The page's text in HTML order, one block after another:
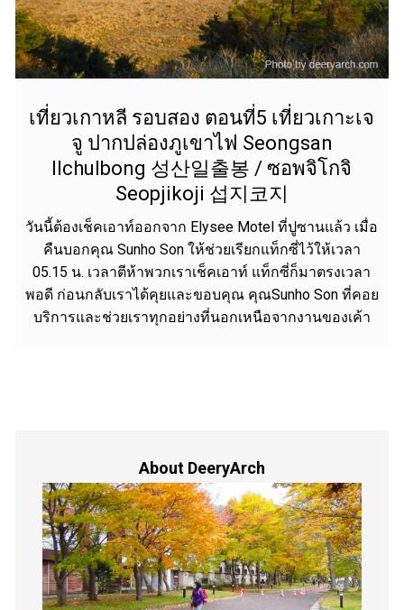
เที่ยวเกาหลี รอบสอง ตอนที่5 เที่ยวเกาะเจ
จู ปากปล่องภูเขาไฟ Seongsan
Ilchulbong 성산일출봉 / ซอพจิโกจิ
Seopjikoji 섭지코지
วันนี้ต้องเช็คเอาท์ออกจาก Elysee Motel ที่ปูซานแล้ว เมื่อ
คืนบอกคุณ Sunho Son ให้ช่วยเรียกแท็กซี่ไว้ให้เวลา
05.15 น. เวลาตีห้าพวกเราเช็คเอาท์ แท็กซี่ก็มาตรงเวลา
พอดี ก่อนกลับเราได้คุยและขอบคุณ คุณSunho Son ที่คอย
บริการและช่วยเราทุกอย่างที่นอกเหนือจากงานของเค้า
About DeeryArch